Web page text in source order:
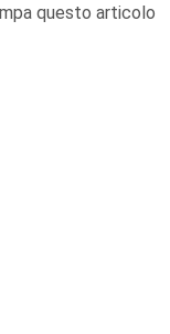
questo articolo